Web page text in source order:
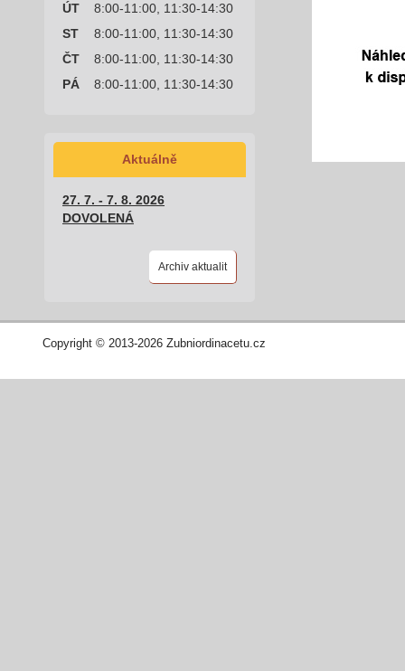
ÚT
8:00-11:00, 11:30-14:30
ST
8:00-11:00, 11:30-14:30
ČT
8:00-11:00, 11:30-14:30
PÁ
8:00-11:00, 11:30-14:30
Aktuálně
27. 7. - 7. 8. 2026
DOVOLENÁ
Archiv aktualit
Copyright © 2013-2026 Zubniordinacetu.cz